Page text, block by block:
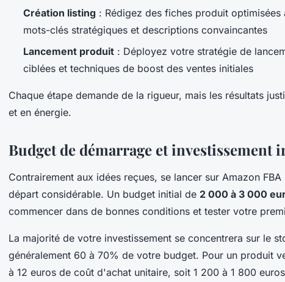
Création listing : Rédigez des fiches produit
mots-clés stratégiques et descriptions convaincantes
Lancement produit : Déployez votre stratégie de
ciblées et techniques de boost des ventes initiales
Chaque étape demande de la rigueur, mais les résultats
et en énergie.
Budget de démarrage et investissement
Contrairement aux idées reçues, se lancer sur Amazon
départ considérable. Un budget initial de 2 000 à 3 000
commencer dans de bonnes conditions et tester votre
La majorité de votre investissement se concentrera sur le
généralement 60 à 70% de votre budget. Pour un produit
à 12 euros de coût d'achat unitaire, soit 1 200 à 1 800